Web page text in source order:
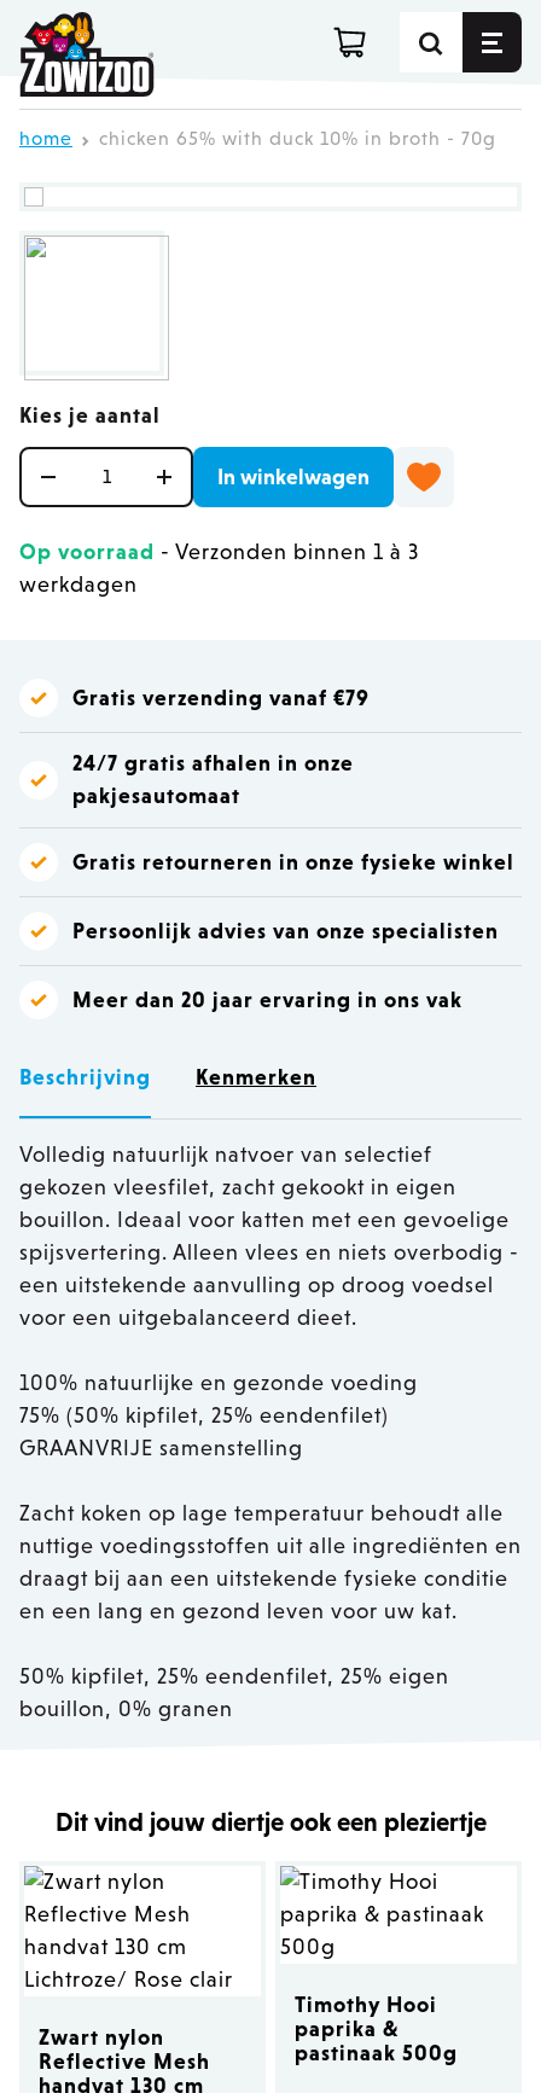
Ga direct door naar de inhoud
home chicken 65% with duck 10% in broth - 70g
Kies je aantal
In winkelwagen
Op voorraad - Verzonden binnen 1 à 3
werkdagen
Gratis verzending vanaf €79
24/7 gratis afhalen in onze
pakjesautomaat
Gratis retourneren in onze fysieke winkel
Persoonlijk advies van onze specialisten
Meer dan 20 jaar ervaring in ons vak
Beschrijving Kenmerken
Volledig natuurlijk natvoer van selectief
gekozen vleesfilet, zacht gekookt in eigen
bouillon. Ideaal voor katten met een gevoelige
spijsvertering. Alleen vlees en niets overbodig -
een uitstekende aanvulling op droog voedsel
voor een uitgebalanceerd dieet.
100% natuurlijke en gezonde voeding
75% (50% kipfilet, 25% eendenfilet)
GRAANVRIJE samenstelling
Zacht koken op lage temperatuur behoudt alle
nuttige voedingsstoffen uit alle ingrediënten en
draagt bij aan een uitstekende fysieke conditie
en een lang en gezond leven voor uw kat.
50% kipfilet, 25% eendenfilet, 25% eigen
bouillon, 0% granen
Dit vind jouw diertje ook een pleziertje
Zwart nylon
Reflective Mesh
handvat 130 cm
Timothy Hooi
paprika &
pastinaak 500g